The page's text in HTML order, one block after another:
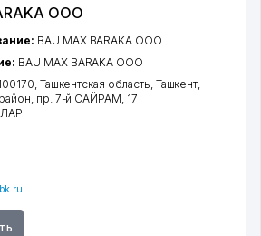
ООО
BAU MAX BARAKA ООО
BAU MAX BARAKA ООО
Ташкентская область, Ташкент,
, пр. 7-й САЙРАМ, 17